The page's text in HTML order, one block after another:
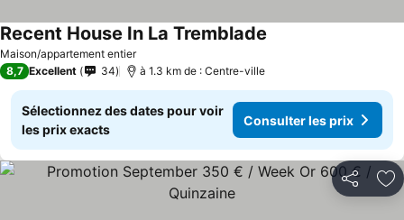
Maison/appartement entier
Recent House In La Tremblade
8,7 Excellent 34 à 1.3 km de : Centre-ville
Sélectionnez des dates pour voir
les prix exacts
Consulter les prix
Partager